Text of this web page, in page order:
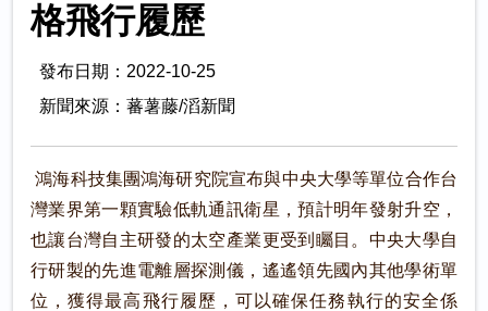
格飛行履歷
發布日期：2022-10-25
新聞來源：蕃薯藤/滔新聞
鴻海科技集團鴻海研究院宣布與中央大學等單位合作台
灣業界第一顆實驗低軌通訊衛星，預計明年發射升空，
也讓台灣自主研發的太空產業更受到矚目。中央大學自
行研製的先進電離層探測儀，遙遙領先國內其他學術單
位，獲得最高飛行履歷，可以確保任務執行的安全係